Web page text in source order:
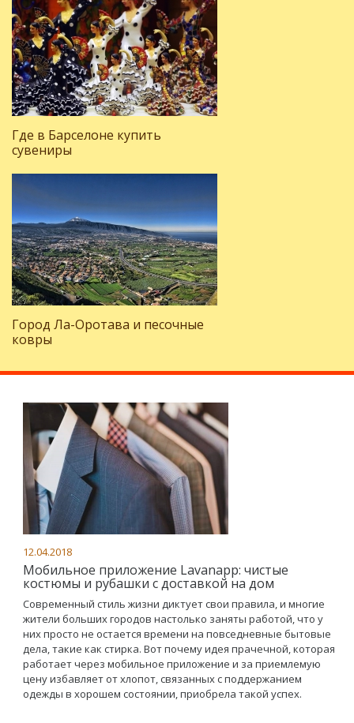
Где в Барселоне купить
сувениры
Город Ла-Оротава и песочные
ковры
12.04.2018
Мобильное приложение Lavanapp: чистые
костюмы и рубашки с доставкой на дом
Современный стиль жизни диктует свои правила, и многие
жители больших городов настолько заняты работой, что у
них просто не остается времени на повседневные бытовые
дела, такие как стирка. Вот почему идея прачечной, которая
работает через мобильное приложение и за приемлемую
цену избавляет от хлопот, связанных с поддержанием
одежды в хорошем состоянии, приобрела такой успех.